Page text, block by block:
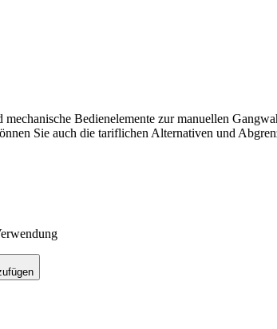
Bedienelemente zur manuellen
Sie auch die tariflichen Alternativen und